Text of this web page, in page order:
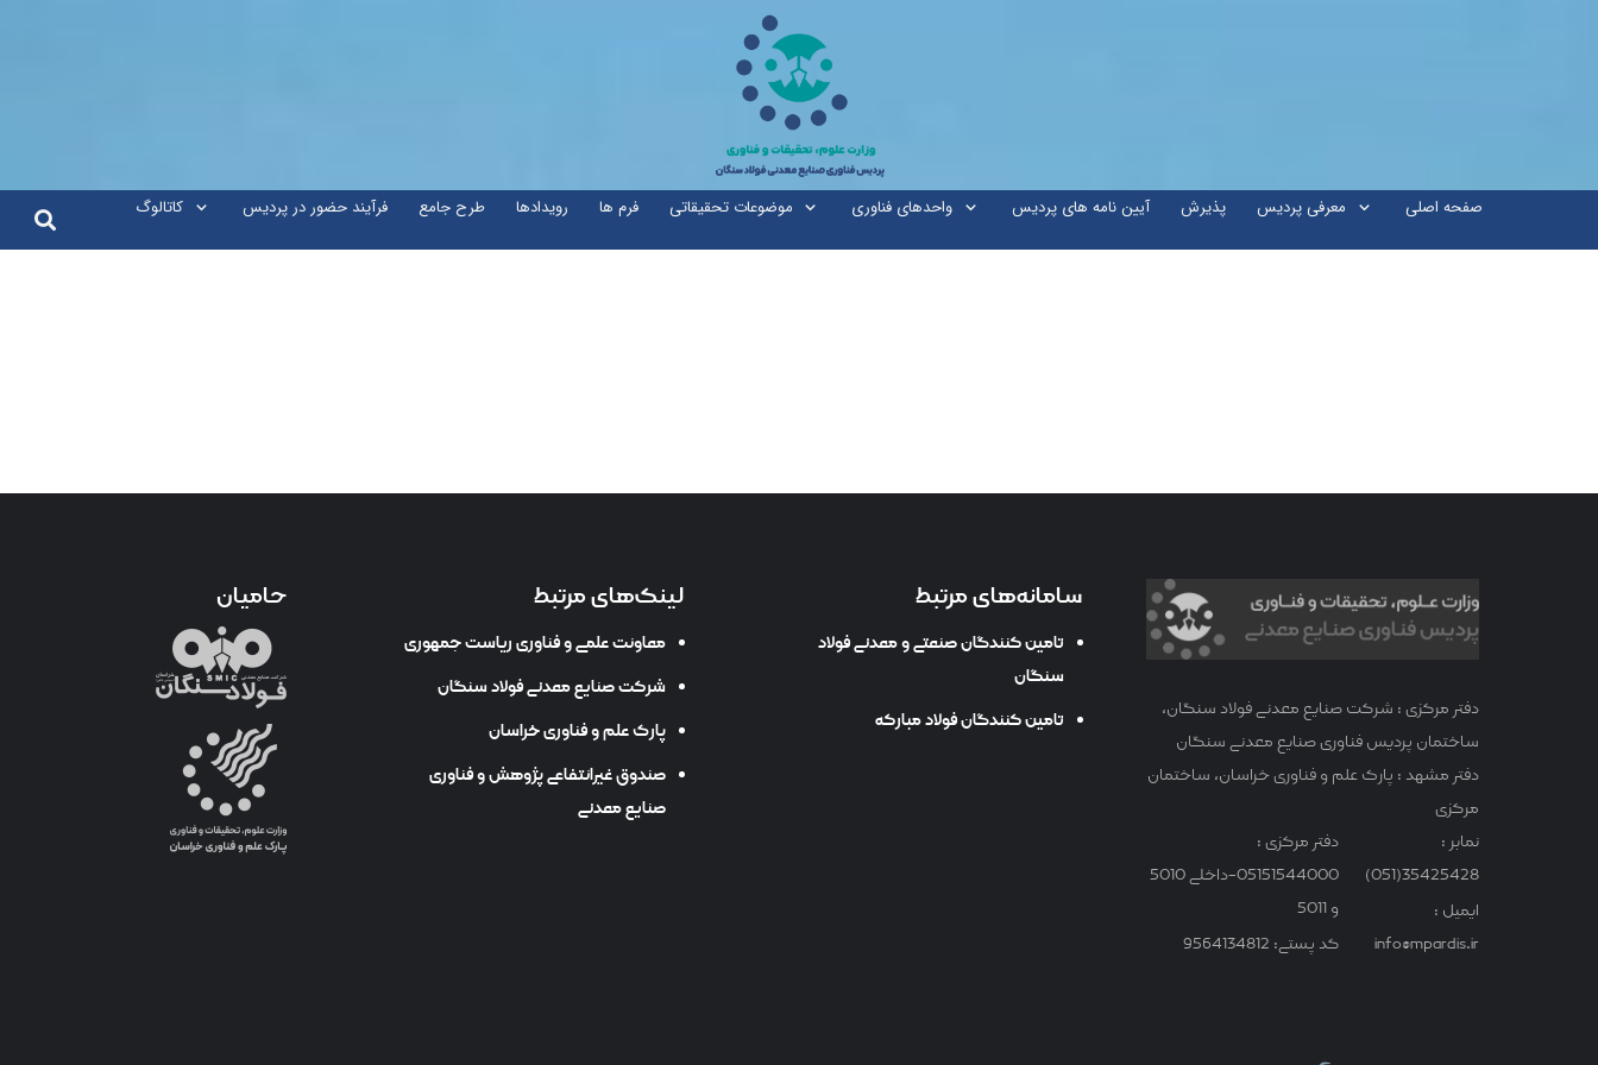
کاتالوگ فرآیند حضور در پردیس طرح جامع رویدادها فرم ها موضوعات تحقیقاتی واحدهای فناوری آیین نامه های پردیس پذیرش معرفی پردیس صفحه اصلی
حامیان لینک‌های مرتبط
معاونت علمی و فناوری ریاست جمهوری
شرکت صنایع معدنی فولاد سنگان
پارک علم و فناوری خراسان
صندوق غیرانتفاعی پژوهش و فناوری
صنایع معدنی
سامانه‌های مرتبط
تامین کنندگان صنعتی و معدنی فولاد
سنگان
تامین کنندگان فولاد مبارکه
دفتر مرکزی : شرکت صنایع معدنی فولاد سنگان،
ساختمان پردیس فناوری صنایع معدنی سنگان
دفتر مشهد : پارک علم و فناوری خراسان، ساختمان
مرکزی
دفتر مرکزی :
05151544000-داخلی 5010
و 5011
کد پستی: 9564134812
نمابر :
35425428(051)
ایمیل :
info@mpardis.ir